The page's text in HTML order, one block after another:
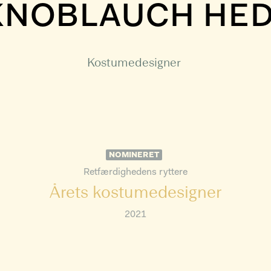
Kostumedesigner
NOMINERET
Retfærdighedens ryttere
Årets kostumedesigner
2021